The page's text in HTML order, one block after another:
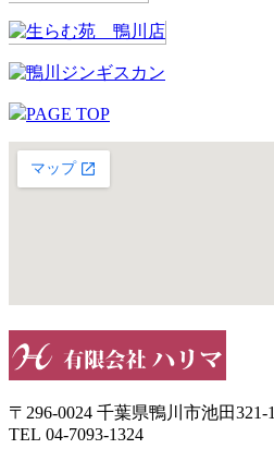
PAGE TOP
〒296-0024 千葉県鴨川市池田321-1
TEL 04-7093-1324